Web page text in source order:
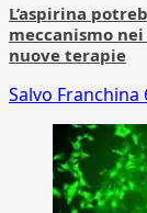
L’aspirina
meccanismo
nuove terapie
Salvo Franchina